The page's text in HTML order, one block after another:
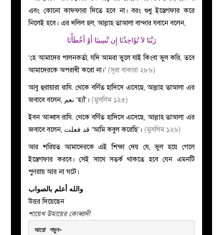
এবং কোনো কাফফারা দিতে হবে না। বরং শুধু ইস্তেগফার করে
নিলেই হবে। এর দলিল হল, আল্লাহ তাআলা বান্দার যবানে বলেন,
رَبَّنَا لاَ تُؤَاخِذْنَا إِن نَّسِينَا أَوْ أَخْطَأْنَا
‘হে আমাদের পালনকর্তা, যদি আমরা ভুলে যাই কিংবা ভুল করি, তবে
আমাদেরকে অপরাধী করো না।’ (সূরা বাকারা ২৮৬)
আবু হুরায়ারা রাযি. থেকে বর্ণিত হাদিসে এসেছে, আল্লাহ তাআলা এর
জবাবে বলেন, نعم ‘হ্যাঁ’। (মুসলিম ১২৫)
ইবন আব্বাস রাযি. থেকে বর্ণিত হাদিসে এসেছে, আল্লাহ তাআলা এর
জবাবে বলেন, قد فعلت ‘আমি কবুল করেছি’। (মুসলিম ১২৬)
আর শরিয়ত আমাদেরকে এই শিক্ষা দেয় যে, ভুল হয়ে গেলে
ইস্তেগফার করবে। সেই সাথে সতর্ক থাকতে হবে যেন এমনটি
পুণরায় আর না ঘটে।
والله أعلم بالصواب
উত্তর দিয়েছেন
শায়েখ উমায়ের কোব্বাদী